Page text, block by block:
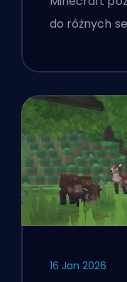
do różnych
16 Jan 2026